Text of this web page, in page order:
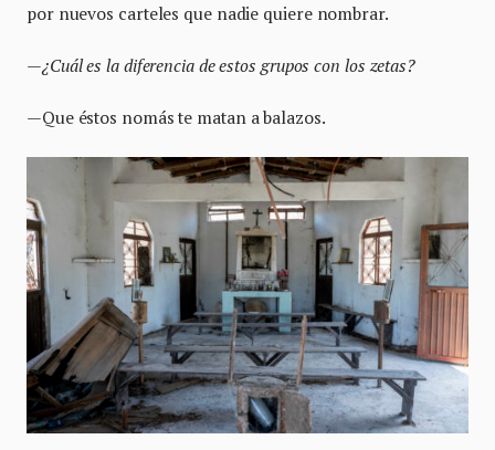
por nuevos carteles que nadie quiere nombrar.
—¿Cuál es la diferencia de estos grupos con los zetas?
—Que éstos nomás te matan a balazos.